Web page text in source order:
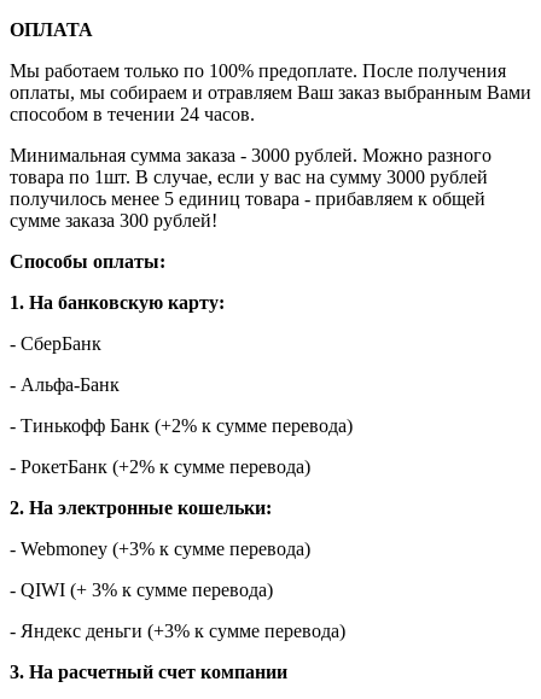
ОПЛАТА
Мы работаем только по 100% предоплате. После получения
оплаты, мы собираем и отравляем Ваш заказ выбранным Вами
способом в течении 24 часов.
Минимальная сумма заказа - 3000 рублей. Можно разного
товара по 1шт. В случае, если у вас на сумму 3000 рублей
получилось менее 5 единиц товара - прибавляем к общей
сумме заказа 300 рублей!
Способы оплаты:
1. На банковскую карту:
- СберБанк
- Альфа-Банк
- Тинькофф Банк (+2% к сумме перевода)
- РокетБанк (+2% к сумме перевода)
2. На электронные кошельки:
- Webmoney (+3% к сумме перевода)
- QIWI (+ 3% к сумме перевода)
- Яндекс деньги (+3% к сумме перевода)
3. На расчетный счет компании